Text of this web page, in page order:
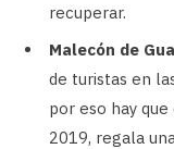
recuperar.
Malecón de
de turistas en
por eso hay
2019, regala